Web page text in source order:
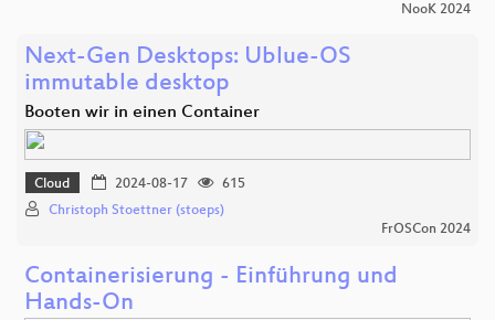
NooK 2024
Next-Gen Desktops: Ublue-OS
immutable desktop
Booten wir in einen Container
Cloud 2024-08-17
615
Christoph Stoettner (stoeps)
FrOSCon 2024
Containerisierung - Einführung und
Hands-On